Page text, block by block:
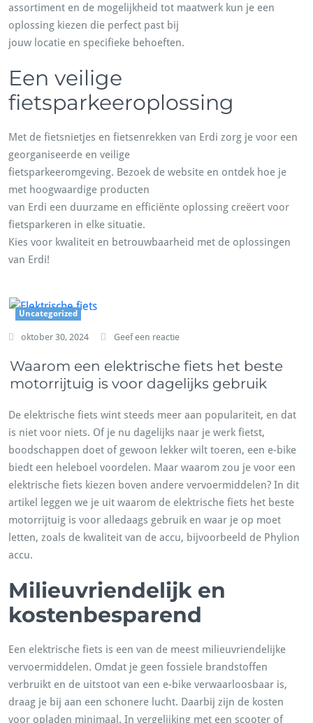
assortiment en de mogelijkheid tot maatwerk kun je een
oplossing kiezen die perfect past bij
jouw locatie en specifieke behoeften.
Een veilige
fietsparkeeroplossing
Met de fietsnietjes en fietsenrekken van Erdi zorg je voor een
georganiseerde en veilige
fietsparkeeromgeving. Bezoek de website en ontdek hoe je
met hoogwaardige producten
van Erdi een duurzame en efficiënte oplossing creëert voor
fietsparkeren in elke situatie.
Kies voor kwaliteit en betrouwbaarheid met de oplossingen
van Erdi!
Uncategorized
oktober 30, 2024 Geef een reactie
Waarom een elektrische fiets het beste
motorrijtuig is voor dagelijks gebruik
De elektrische fiets wint steeds meer aan populariteit, en dat
is niet voor niets. Of je nu dagelijks naar je werk fietst,
boodschappen doet of gewoon lekker wilt toeren, een e-bike
biedt een heleboel voordelen. Maar waarom zou je voor een
elektrische fiets kiezen boven andere vervoermiddelen? In dit
artikel leggen we je uit waarom de elektrische fiets het beste
motorrijtuig is voor alledaags gebruik en waar je op moet
letten, zoals de kwaliteit van de accu, bijvoorbeeld de Phylion
accu.
Milieuvriendelijk en
kostenbesparend
Een elektrische fiets is een van de meest milieuvriendelijke
vervoermiddelen. Omdat je geen fossiele brandstoffen
verbruikt en de uitstoot van een e-bike verwaarloosbaar is,
draag je bij aan een schonere lucht. Daarbij zijn de kosten
voor opladen minimaal. In vergelijking met een scooter of